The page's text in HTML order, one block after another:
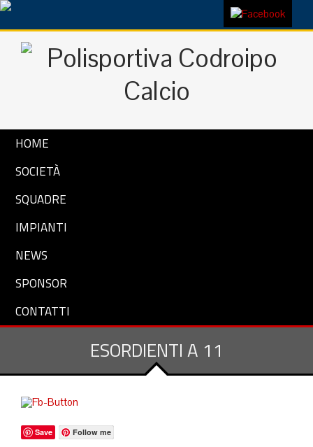
HOME
SOCIETÀ
SQUADRE
IMPIANTI
NEWS
SPONSOR
CONTATTI
ESORDIENTI A 11
Save Follow me